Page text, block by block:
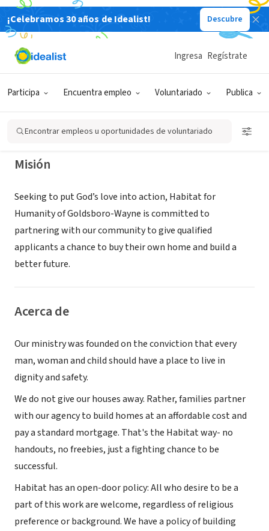
¡Celebramos 30 años de Idealist! Descubre
Participa Encuentra empleo Voluntariado Publica
Ingresa Regístrate
Encontrar empleos u oportunidades de voluntariado
ORGANIZACIÓN SIN FIN DE LUCRO
HABITAT FOR HUMANITY OF
GOLDSBORO- WAYNE INC
GOLDSBORO, NC|HabitatGoldsboro.org
Misión
Seeking to put God’s love into action, Habitat for
Humanity of Goldsboro-Wayne is committed to
partnering with our community to give qualified
applicants a chance to buy their own home and build a
better future.
Acerca de
Our ministry was founded on the conviction that every
man, woman and child should have a place to live in
dignity and safety.
We do not give our houses away. Rather, families partner
with our agency to build homes at an affordable cost and
pay a standard mortgage. That's the Habitat way- no
handouts, no freebies, just a fighting chance to be
successful.
Habitat has an open-door policy: All who desire to be a
part of this work are welcome, regardless of religious
preference or background. We have a policy of building